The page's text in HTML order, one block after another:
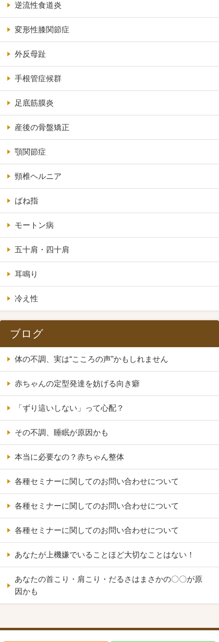
逆流性食道炎
変形性膝関節症
外反母趾
手根管症候群
足底筋膜炎
産後の骨盤矯正
顎関節症
頸椎ヘルニア
ばね指
モートン病
五十肩・四十肩
耳鳴り
冷え性
ブログ
体の不調、実は“こころの声”かもしれません
赤ちゃんの定型発達を妨げる向き癖
「ずり這いしない」って心配？
その不調、睡眠が原因かも
本当に必要なの？赤ちゃん整体
各種セミナーに関してのお問い合わせについて
各種セミナーに関してのお問い合わせについて
各種セミナーに関してのお問い合わせについて
あなたが上機嫌でいることほど大切なことはない！
あなたの首こり・肩こり・だるさはまさかの〇〇が原
因かも